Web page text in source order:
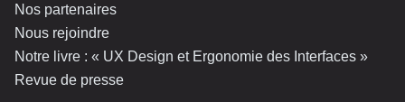
Nos partenaires
Nous rejoindre
Notre livre : « UX Design et Ergonomie des Interfaces »
Revue de presse